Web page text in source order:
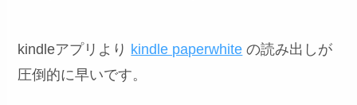
kindleアプリより kindle paperwhite の読み出しが
圧倒的に早いです。